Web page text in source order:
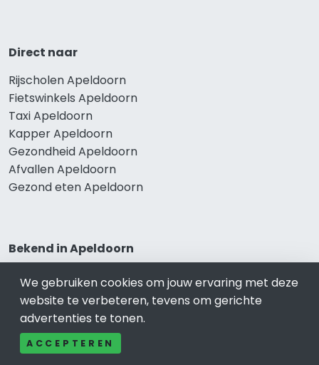
Direct naar
Rijscholen Apeldoorn
Fietswinkels Apeldoorn
Taxi Apeldoorn
Kapper Apeldoorn
Gezondheid Apeldoorn
Afvallen Apeldoorn
Gezond eten Apeldoorn
Bekend in Apeldoorn
Restaurants Apeldoorn
Catering Apeldoorn
Schoonheidssalon Apeldoorn
Tandartspraktijken Apeldoorn
Loodgieters Apeldoorn
We gebruiken cookies om jouw ervaring met deze
website te verbeteren, tevens om gerichte
advertenties te tonen.
ACCEPTEREN